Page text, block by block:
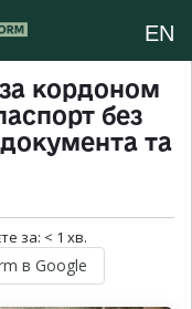
EN
кордоном
без
та
за: < 1 хв.
в Google